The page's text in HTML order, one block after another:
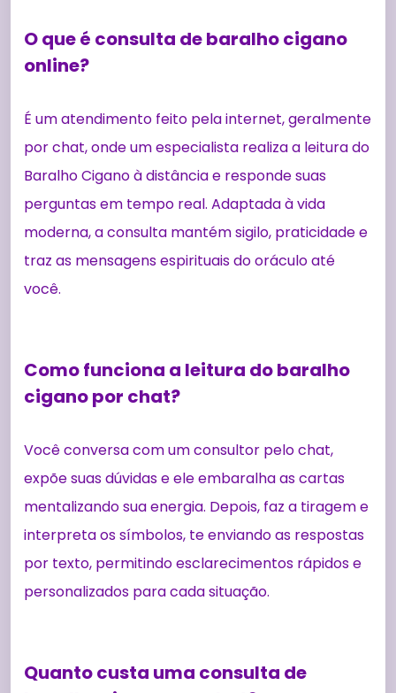
O que é consulta de baralho cigano
online?
É um atendimento feito pela internet, geralmente
por chat, onde um especialista realiza a leitura do
Baralho Cigano à distância e responde suas
perguntas em tempo real. Adaptada à vida
moderna, a consulta mantém sigilo, praticidade e
traz as mensagens espirituais do oráculo até
você.
Como funciona a leitura do baralho
cigano por chat?
Você conversa com um consultor pelo chat,
expõe suas dúvidas e ele embaralha as cartas
mentalizando sua energia. Depois, faz a tiragem e
interpreta os símbolos, te enviando as respostas
por texto, permitindo esclarecimentos rápidos e
personalizados para cada situação.
Quanto custa uma consulta de